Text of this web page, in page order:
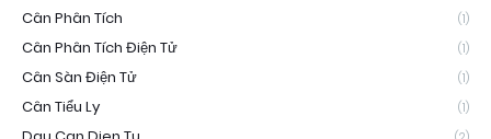
Cân Phân Tích (1)
Cân Phân Tích Điện Tử (1)
Cân Sàn Điện Tử (1)
Cân Tiểu Ly (1)